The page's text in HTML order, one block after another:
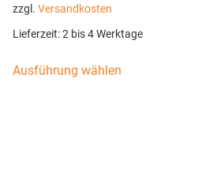
zzgl. Versandkosten
Lieferzeit:2 bis 4 Werktage
Ausführung wählen